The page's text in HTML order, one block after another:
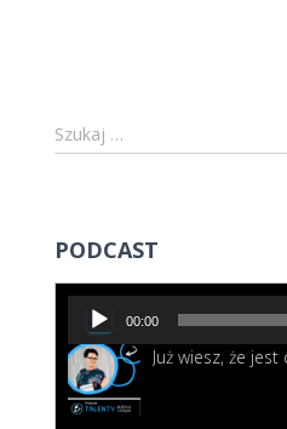
S
z
j
:
Szukaj …
PODCAST
t
w
a
00:00